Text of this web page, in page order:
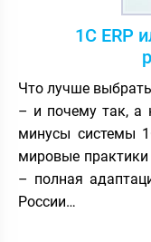
1С ERP
Что лучше
– и почему так, а
минусы системы
мировые практики
– полная
России…